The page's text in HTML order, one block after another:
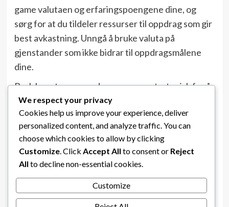
game valutaen og erfaringspoengene dine, og
sørg for at du tildeler ressurser til oppdrag som gir
best avkastning. Unngå å bruke valuta på
gjenstander som ikke bidrar til oppdragsmålene
dine.
Bruk boostere og andre ressurser strategisk for å
forbedre XP-gevinsten din under kritiske oppdrag.
For eksempel kan det å bruke en premiumkonto
betydelig øke XP-en som tjenes per kamp, og
akselerere fremgangen din gjennom Battle Pass-
nivåene.
Prioritering av høyt verdsatte
belønninger
We respect your privacy
Cookies help us improve your experience, deliver
personalized content, and analyze traffic. You can
choose which cookies to allow by clicking
Customize . Click Accept All to consent or Reject
All to decline non-essential cookies.
Customize